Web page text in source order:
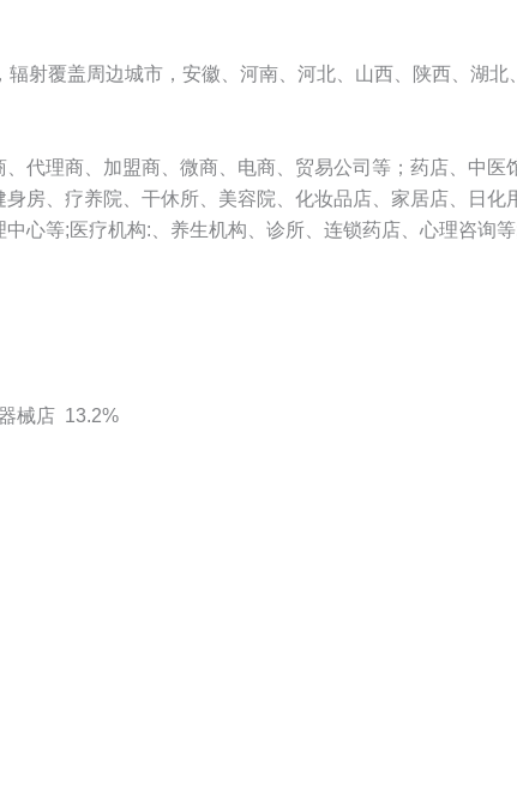
射覆盖周边城市，安徽、河南、河北、山西、陕西、湖
代理商、加盟商、微商、电商、贸易公司等；药店、中
房、疗养院、干休所、美容院、化妆品店、家居店、日
心等;医疗机构:、养生机构、诊所、连锁药店、心理咨询
械店 13.2%